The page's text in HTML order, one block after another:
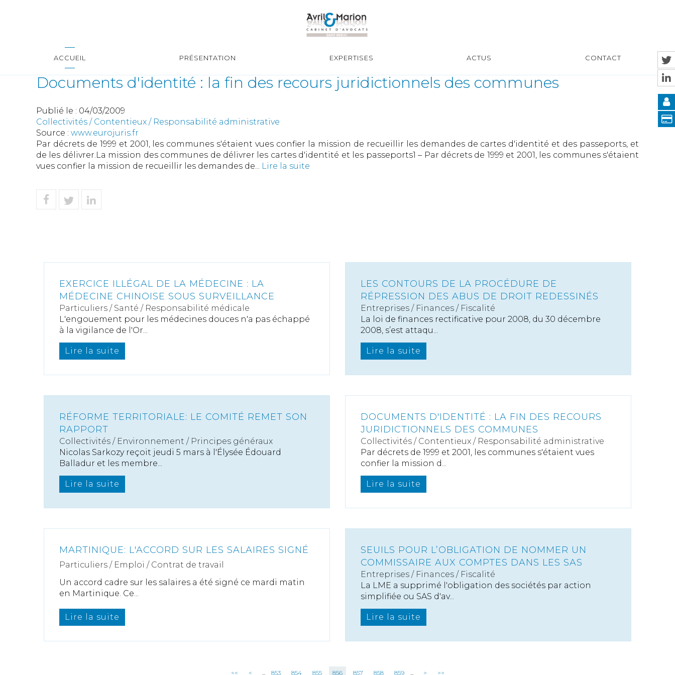
ACCUEIL PRÉSENTATION EXPERTISES ACTUS CONTACT
Documents d'identité : la fin des recours juridictionnels des communes
Publié le : 04/03/2009
Collectivités / Contentieux / Responsabilité administrative
Source : www.eurojuris.fr
Par décrets de 1999 et 2001, les communes s'étaient vues confier la mission de recueillir les demandes de cartes d'identité et des passeports, et
de les délivrer.La mission des communes de délivrer les cartes d'identité et les passeports1 – Par décrets de 1999 et 2001, les communes s'étaient
vues confier la mission de recueillir les demandes de... Lire la suite
EXERCICE ILLÉGAL DE LA MÉDECINE : LA
MÉDECINE CHINOISE SOUS SURVEILLANCE
Particuliers / Santé / Responsabilité médicale
L'engouement pour les médecines douces n'a pas échappé
à la vigilance de l'Or...
Lire la suite
LES CONTOURS DE LA PROCÉDURE DE
RÉPRESSION DES ABUS DE DROIT REDESSINÉS
Entreprises / Finances / Fiscalité
La loi de finances rectificative pour 2008, du 30 décembre
2008, s’est attaqu...
Lire la suite
RÉFORME TERRITORIALE: LE COMITÉ REMET SON
RAPPORT
Collectivités / Environnement / Principes généraux
Nicolas Sarkozy reçoit jeudi 5 mars à l'Élysée Édouard
Balladur et les membre...
Lire la suite
DOCUMENTS D'IDENTITÉ : LA FIN DES RECOURS
JURIDICTIONNELS DES COMMUNES
Collectivités / Contentieux / Responsabilité administrative
Par décrets de 1999 et 2001, les communes s'étaient vues
confier la mission d...
Lire la suite
MARTINIQUE: L'ACCORD SUR LES SALAIRES SIGNÉ
Particuliers / Emploi / Contrat de travail
Un accord cadre sur les salaires a été signé ce mardi matin
en Martinique. Ce...
Lire la suite
SEUILS POUR L’OBLIGATION DE NOMMER UN
COMMISSAIRE AUX COMPTES DANS LES SAS
Entreprises / Finances / Fiscalité
La LME a supprimé l'obligation des sociétés par action
simplifiée ou SAS d'av...
Lire la suite
<< < ... 853 854 855 856 857 858 859 ... > >>